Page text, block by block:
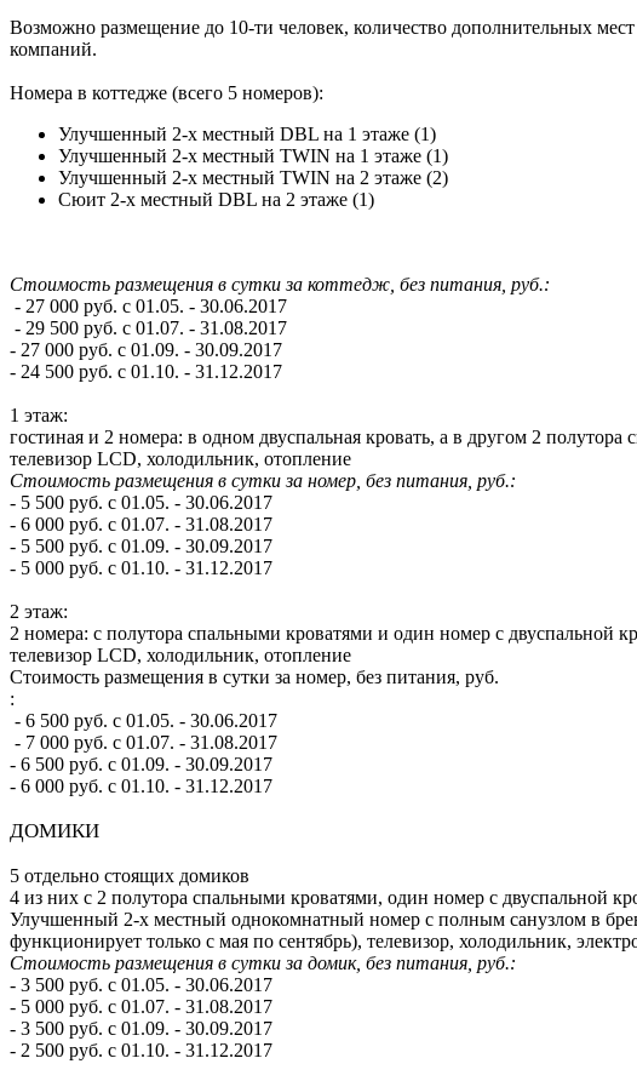
Возможно размещение до 10-ти человек, количество дополнительных
компаний.
Номера в коттедже (всего 5 номеров):
Улучшенный 2-х местный DBL на 1 этаже (1)
Улучшенный 2-х местный TWIN на 1 этаже (1)
Улучшенный 2-х местный TWIN на 2 этаже (2)
Сюит 2-х местный DBL на 2 этаже (1)
Стоимость размещения в сутки за коттедж, без питания, руб.:
- 27 000 руб. с 01.05. - 30.06.2017
- 29 500 руб. с 01.07. - 31.08.2017
- 27 000 руб. с 01.09. - 30.09.2017
- 24 500 руб. с 01.10. - 31.12.2017
1 этаж:
гостиная и 2 номера: в одном двуспальная кровать, а в другом 2
телевизор LCD, холодильник, отопление
Стоимость размещения в сутки за номер, без питания, руб.:
- 5 500 руб. с 01.05. - 30.06.2017
- 6 000 руб. с 01.07. - 31.08.2017
- 5 500 руб. с 01.09. - 30.09.2017
- 5 000 руб. с 01.10. - 31.12.2017
2 этаж:
2 номера: с полутора спальными кроватями и один номер с двуспальной
телевизор LCD, холодильник, отопление
Стоимость размещения в сутки за номер, без питания, руб.
:
- 6 500 руб. с 01.05. - 30.06.2017
- 7 000 руб. с 01.07. - 31.08.2017
- 6 500 руб. с 01.09. - 30.09.2017
- 6 000 руб. с 01.10. - 31.12.2017
ДОМИКИ
5 отдельно стоящих домиков
4 из них с 2 полутора спальными кроватями, один номер с двуспальной
Улучшенный 2-х местный однокомнатный номер с полным санузлом в
функционирует только с мая по сентябрь), телевизор, холодильник,
Стоимость размещения в сутки за домик, без питания, руб.:
- 3 500 руб. с 01.05. - 30.06.2017
- 5 000 руб. с 01.07. - 31.08.2017
- 3 500 руб. с 01.09. - 30.09.2017
- 2 500 руб. с 01.10. - 31.12.2017